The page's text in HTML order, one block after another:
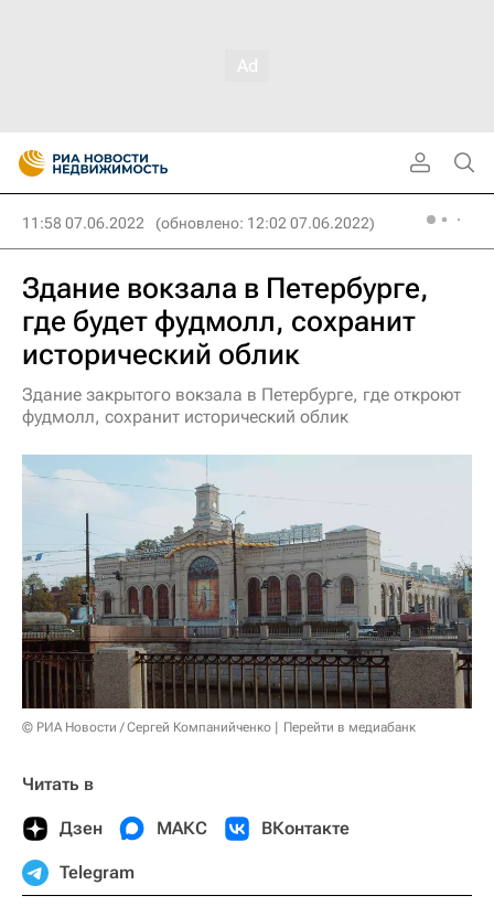
11:58 07.06.2022 (обновлено: 12:02 07.06.2022)
Здание вокзала в Петербурге,
где будет фудмолл, сохранит
исторический облик
Здание закрытого вокзала в Петербурге, где откроют
фудмолл, сохранит исторический облик
© РИА Новости / Сергей Компанийченко Перейти в медиабанк
Читать в
Дзен МАКС ВКонтакте
Telegram